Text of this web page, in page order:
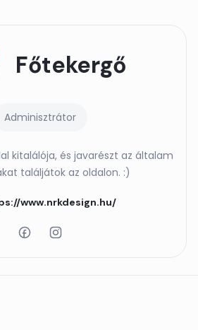
Főtekergő
Adminisztrátor
kitalálója, és javarészt az általam
találjátok az oldalon. :)
www.nrkdesign.hu/